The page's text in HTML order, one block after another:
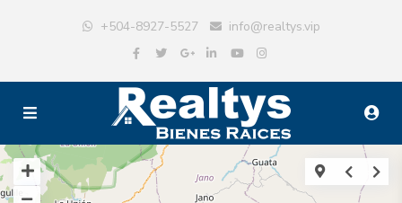
+504-8927-5527 info@realtys.vip